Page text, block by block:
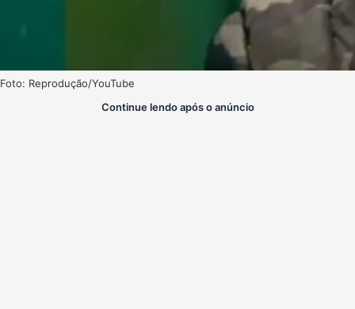
Foto: Reprodução/YouTube
Continue lendo após o anúncio